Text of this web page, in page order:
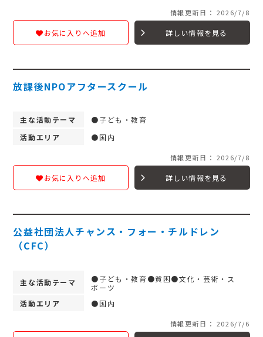
情報更新日： 2026/7/8
お気に入りへ追加 詳しい情報を見る
放課後NPOアフタースクール
主な活動テーマ
●子ども・教育
活動エリア
●国内
情報更新日： 2026/7/8
お気に入りへ追加 詳しい情報を見る
公益社団法人チャンス・フォー・チルドレン
（CFC）
主な活動テーマ
●子ども・教育●貧困●文化・芸術・ス
ポーツ
活動エリア
●国内
情報更新日： 2026/7/6